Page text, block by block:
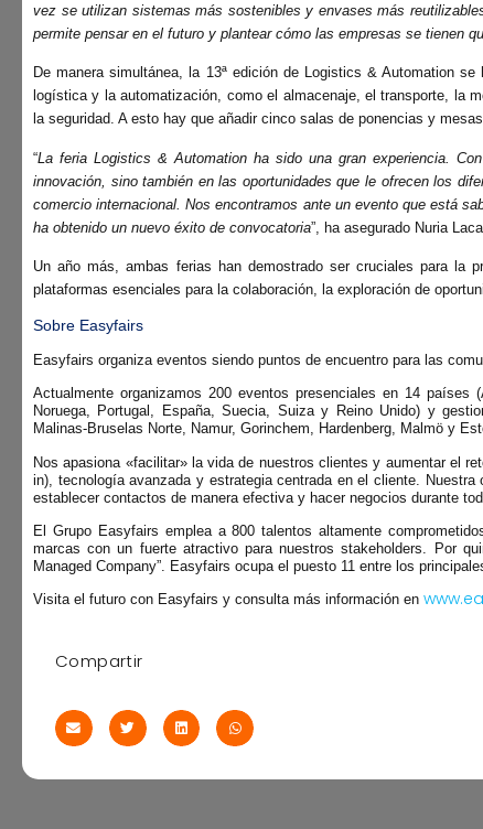
vez se utilizan sistemas más sostenibles y envases más
permite pensar en el futuro y plantear cómo las empresas se tienen
De manera simultánea, la 13ª edición de Logistics & Automation se
logística y la automatización, como el almacenaje, el transporte, la
la seguridad. A esto hay que añadir cinco salas de ponencias y
“La feria Logistics & Automation ha sido una gran experiencia.
innovación, sino también en las oportunidades que le ofrecen los
comercio internacional. Nos encontramos ante un evento que está
ha obtenido un nuevo éxito de convocatoria”, ha asegurado Nuria
Un año más, ambas ferias han demostrado ser cruciales para la
plataformas esenciales para la colaboración, la exploración de
Sobre Easyfairs
Easyfairs organiza eventos siendo puntos de encuentro para las
Actualmente organizamos 200 eventos presenciales en 14
Noruega, Portugal, España, Suecia, Suiza y Reino Unido) y
Malinas-Bruselas Norte, Namur, Gorinchem, Hardenberg, Malmö y
Nos apasiona «facilitar» la vida de nuestros clientes y aumentar el
in), tecnología avanzada y estrategia centrada en el cliente.
establecer contactos de manera efectiva y hacer negocios durante
El Grupo Easyfairs emplea a 800 talentos altamente
marcas con un fuerte atractivo para nuestros stakeholders. Por
Managed Company”. Easyfairs ocupa el puesto 11 entre los
Visita el futuro con Easyfairs y consulta más información en
Compartir